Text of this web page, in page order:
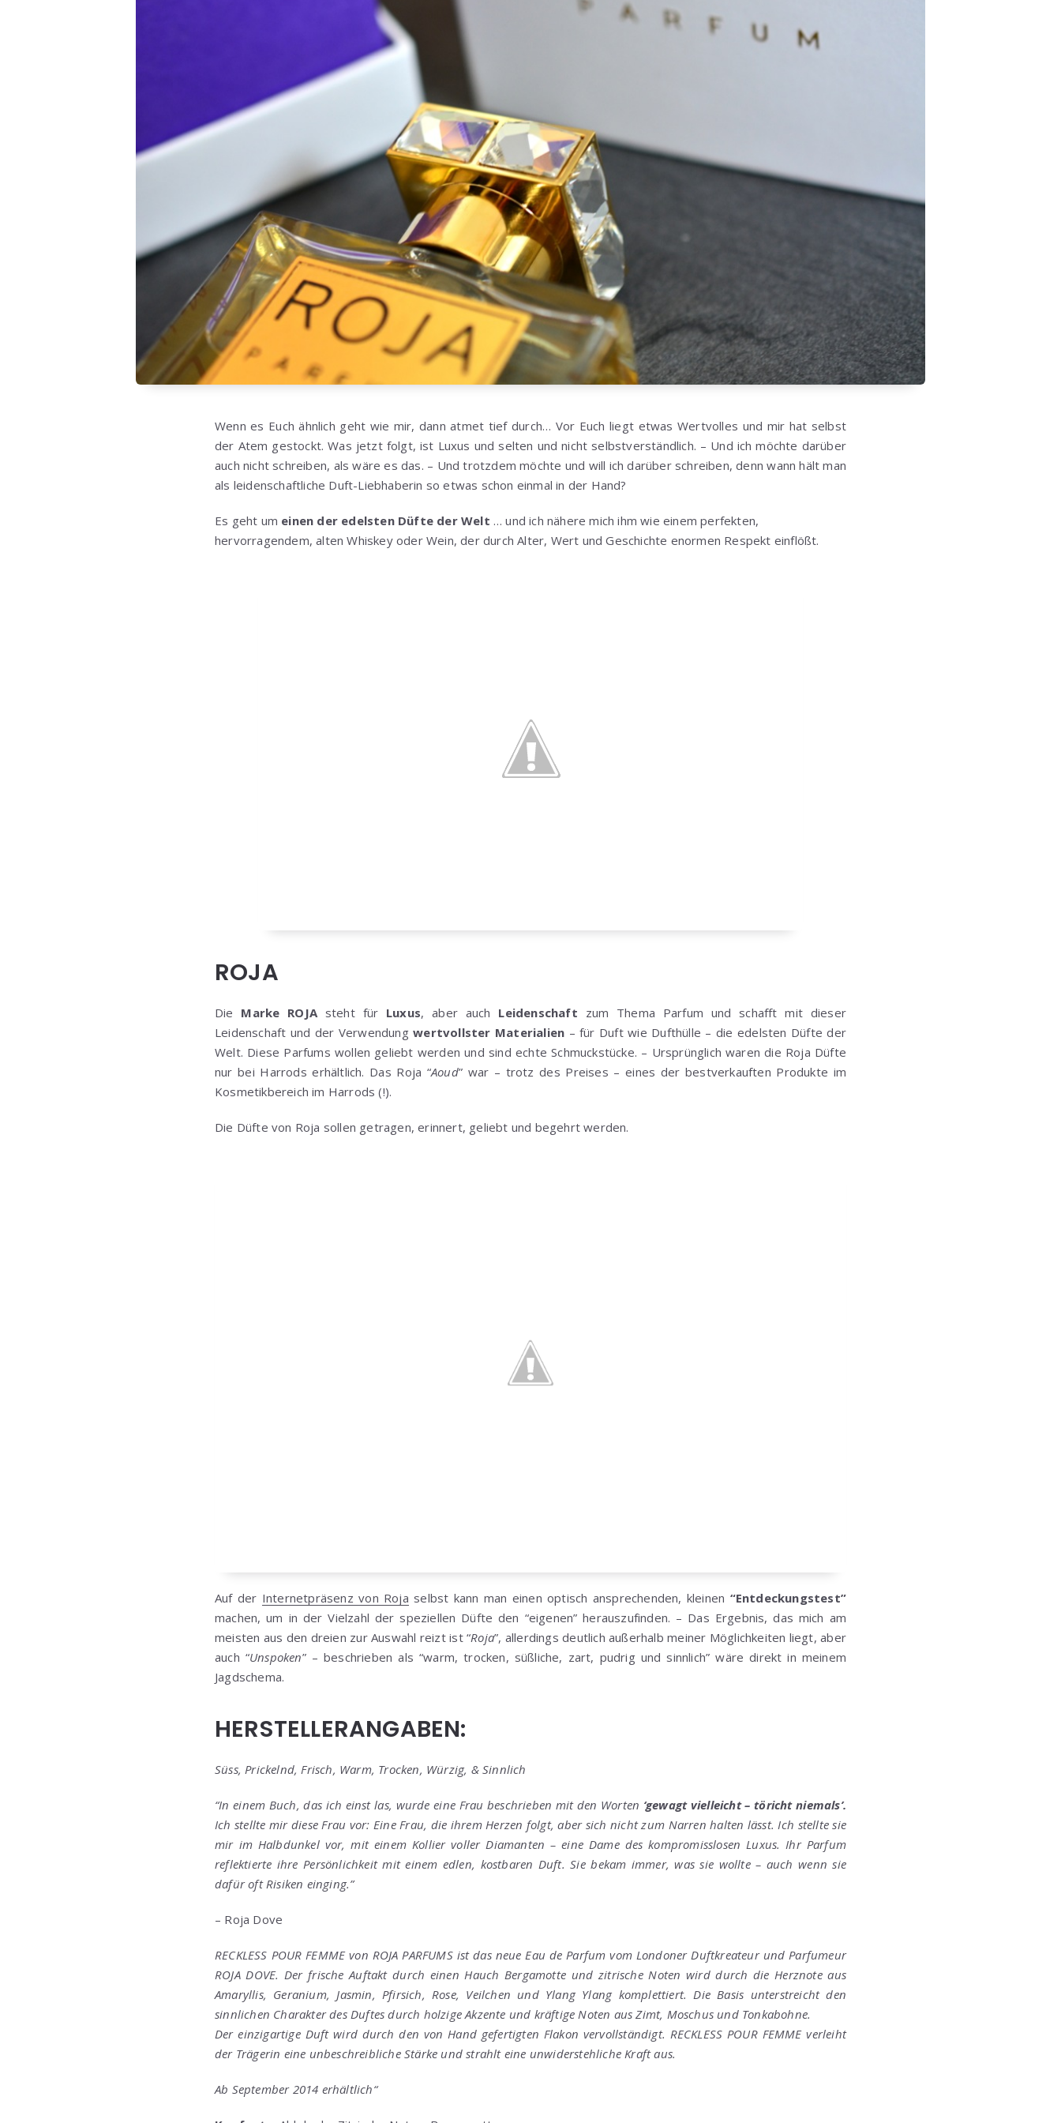
Wenn es Euch ähnlich geht wie mir, dann atmet tief durch… Vor Euch liegt etwas Wertvolles und mir hat selbst
der Atem gestockt. Was jetzt folgt, ist Luxus und selten und nicht selbstverständlich. – Und ich möchte darüber
auch nicht schreiben, als wäre es das. – Und trotzdem möchte und will ich darüber schreiben, denn wann hält man
als leidenschaftliche Duft-Liebhaberin so etwas schon einmal in der Hand?
Es geht um einen der edelsten Düfte der Welt … und ich nähere mich ihm wie einem perfekten,
hervorragendem, alten Whiskey oder Wein, der durch Alter, Wert und Geschichte enormen Respekt einflößt.
ROJA
Die Marke ROJA steht für Luxus, aber auch Leidenschaft zum Thema Parfum und schafft mit dieser
Leidenschaft und der Verwendungwertvollster Materialien – für Duft wie Dufthülle – die edelsten Düfte der
Welt. Diese Parfums wollen geliebt werden und sind echte Schmuckstücke. – Ursprünglich waren die Roja Düfte
nur bei Harrods erhältlich. Das Roja “Aoud” war – trotz des Preises – eines der bestverkauften Produkte im
Kosmetikbereich im Harrods (!).
Die Düfte von Roja sollen getragen, erinnert, geliebt und begehrt werden.
Auf der Internetpräsenz von Roja selbst kann man einen optisch ansprechenden, kleinen “Entdeckungstest”
machen, um in der Vielzahl der speziellen Düfte den “eigenen” herauszufinden. – Das Ergebnis, das mich am
meisten aus den dreien zur Auswahl reizt ist “Roja”, allerdings deutlich außerhalb meiner Möglichkeiten liegt, aber
auch “Unspoken” – beschrieben als “warm, trocken, süßliche, zart, pudrig und sinnlich” wäre direkt in meinem
Jagdschema.
HERSTELLERANGABEN:
Süss, Prickelnd, Frisch, Warm, Trocken, Würzig, & Sinnlich
“In einem Buch, das ich einst las, wurde eine Frau beschrieben mit den Worten ‘gewagt vielleicht – töricht niemals’.
Ich stellte mir diese Frau vor: Eine Frau, die ihrem Herzen folgt, aber sich nicht zum Narren halten lässt. Ich stellte sie
mir im Halbdunkel vor, mit einem Kollier voller Diamanten – eine Dame des kompromisslosen Luxus. Ihr Parfum
reflektierte ihre Persönlichkeit mit einem edlen, kostbaren Duft. Sie bekam immer, was sie wollte – auch wenn sie
dafür oft Risiken einging.”
– Roja Dove
RECKLESS POUR FEMME von ROJA PARFUMS ist das neue Eau de Parfum vom Londoner Duftkreateur und Parfumeur
ROJA DOVE. Der frische Auftakt durch einen Hauch Bergamotte und zitrische Noten wird durch die Herznote aus
Amaryllis, Geranium, Jasmin, Pfirsich, Rose, Veilchen und Ylang Ylang komplettiert. Die Basis unterstreicht den
sinnlichen Charakter des Duftes durch holzige Akzente und kräftige Noten aus Zimt, Moschus und Tonkabohne.
Der einzigartige Duft wird durch den von Hand gefertigten Flakon vervollständigt. RECKLESS POUR FEMME verleiht
der Trägerin eine unbeschreibliche Stärke und strahlt eine unwiderstehliche Kraft aus.
Ab September 2014 erhältlich“